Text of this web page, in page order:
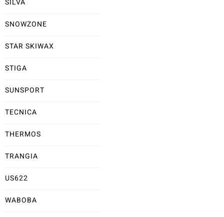
SILVA
SNOWZONE
STAR SKIWAX
STIGA
SUNSPORT
TECNICA
THERMOS
TRANGIA
US622
WABOBA